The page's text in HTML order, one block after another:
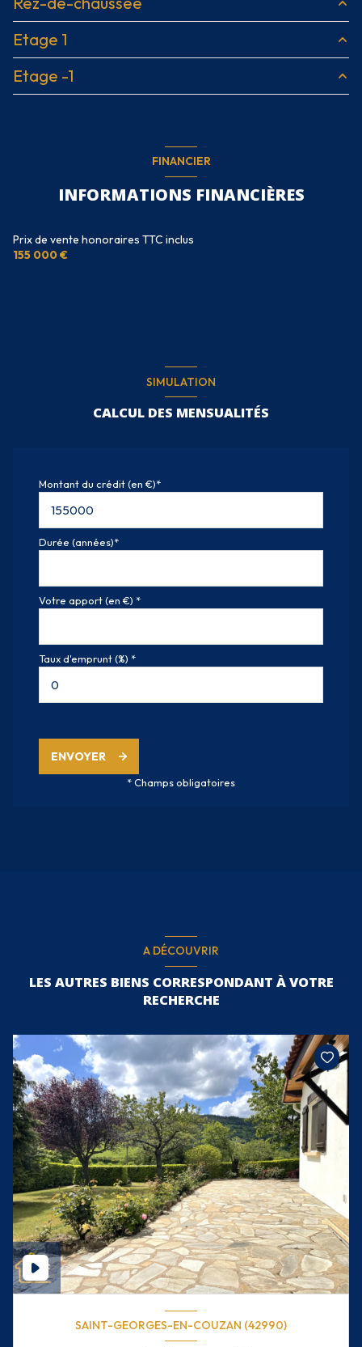
cuisine
salon/sejour
24.31 m²
Etage 1
mezzanine
Etage -1
FINANCIER
INFORMATIONS FINANCIÈRES
Prix de vente honoraires TTC inclus
155 000 €
SIMULATION
CALCUL DES MENSUALITÉS
Montant du crédit (en €)*
Durée (années)*
Votre apport (en €) *
Taux d'emprunt (%) *
ENVOYER
* Champs obligatoires
A DÉCOUVRIR
LES AUTRES BIENS CORRESPONDANT À VOTRE
RECHERCHE
SAINT-GEORGES-EN-COUZAN (42990)